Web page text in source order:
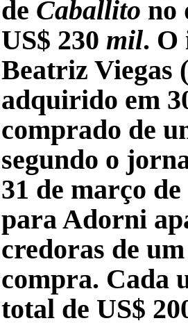
de Caballito no
US$ 230 mil. O
Beatriz Viegas
adquirido em
comprado de
segundo o
31 de março de
para Adorni
credoras de
compra. Cada
total de US$